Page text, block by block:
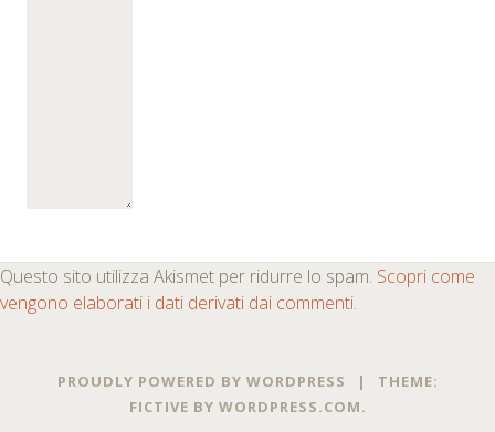
Questo sito utilizza Akismet per ridurre lo spam. Scopri come
vengono elaborati i dati derivati dai commenti.
PROUDLY POWERED BY WORDPRESS |
THEME:
FICTIVE BY WORDPRESS.COM.